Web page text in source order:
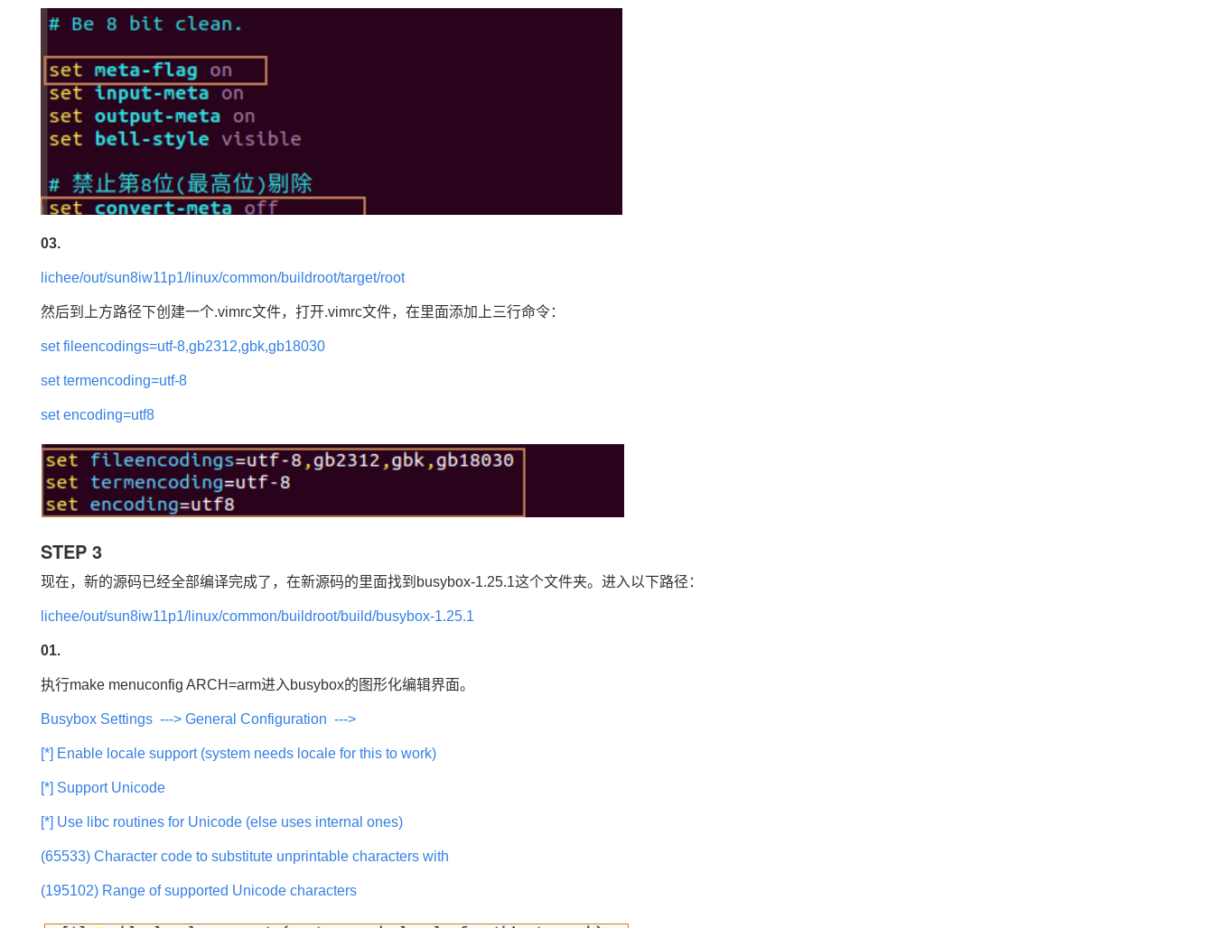
03.
lichee/out/sun8iw11p1/linux/common/buildroot/target/root
然后到上方路径下创建一个.vimrc文件，打开.vimrc文件，在里面添加上三行命令：
set fileencodings=utf-8,gb2312,gbk,gb18030
set termencoding=utf-8
set encoding=utf8
STEP 3
现在，新的源码已经全部编译完成了，在新源码的里面找到 busybox-1.25.1这个文件夹。进入以下路径：
lichee/out/sun8iw11p1/linux/common/buildroot/build/busybox-1.25.1
01.
执行make menuconfig ARCH=arm进入busybox的图形化编辑界面。
Busybox Settings ---> General Configuration --->
[*] Enable locale support (system needs locale for this to work)
[*] Support Unicode
[*] Use libc routines for Unicode (else uses internal ones)
(65533) Character code to substitute unprintable characters with
(195102) Range of supported Unicode characters